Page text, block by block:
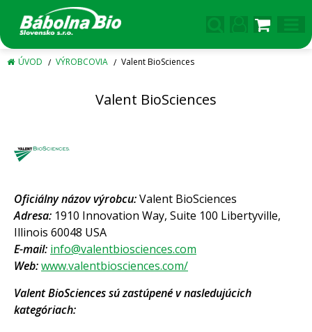
ÚVOD VÝROBCOVIA Valent BioSciences
Valent BioSciences
Oficiálny názov výrobcu:Valent BioSciences
Adresa: 1910 Innovation Way, Suite 100 Libertyville,
Illinois 60048 USA
E-mail: info@valentbiosciences.com
Web:www.valentbiosciences.com/
Valent BioSciences sú zastúpené v nasledujúcich
kategóriach: